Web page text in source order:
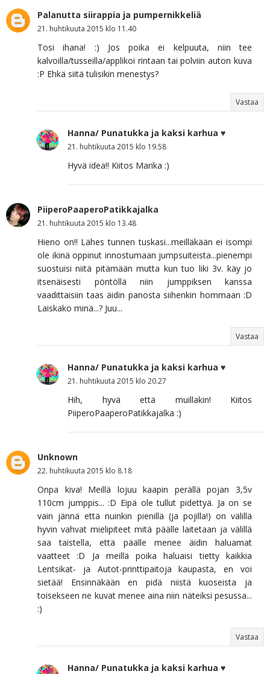
Palanutta siirappia ja pumpernikkeliä
21. huhtikuuta 2015 klo 11.40
Tosi ihana! :) Jos poika ei kelpuuta, niin tee
kalvoilla/tusseilla/applikoi rintaan tai polviin auton kuva
:P Ehkä siitä tulisikin menestys?
Vastaa
Hanna/ Punatukka ja kaksi karhua ♥
21. huhtikuuta 2015 klo 19.58
Hyvä idea!! Kiitos Marika :)
PiiperoPaaperoPatikkajalka
21. huhtikuuta 2015 klo 13.48
Hieno on!! Lähes tunnen tuskasi...meilläkään ei isompi
ole ikinä oppinut innostumaan jumpsuiteista...pienempi
suostuisi niitä pitämään mutta kun tuo liki 3v. käy jo
itsenäisesti pöntöllä niin jumppiksen kanssa
vaadittaisiin taas äidin panosta siihenkin hommaan :D
Laiskako minä...? Juu...
Vastaa
Hanna/ Punatukka ja kaksi karhua ♥
21. huhtikuuta 2015 klo 20.27
Hih, hyvä että muillakin! Kiitos
PiiperoPaaperoPatikkajalka :)
Unknown
22. huhtikuuta 2015 klo 8.18
Onpa kiva! Meillä lojuu kaapin perällä pojan 3,5v
110cm jumppis... :D Eipä ole tullut pidettyä. Ja on se
vain jännä että nuinkin pienillä (ja pojilla!) on välillä
hyvin vahvat mielipiteet mitä päälle laitetaan ja välillä
saa taistella, että päälle menee äidin haluamat
vaatteet :D Ja meillä poika haluaisi tietty kaikkia
Lentsikat- ja Autot-printtipaitoja kaupasta, en voi
sietää! Ensinnäkään en pidä niistä kuoseista ja
toisekseen ne kuvat menee aina niin näteiksi pesussa...
:)
Vastaa
Hanna/ Punatukka ja kaksi karhua ♥